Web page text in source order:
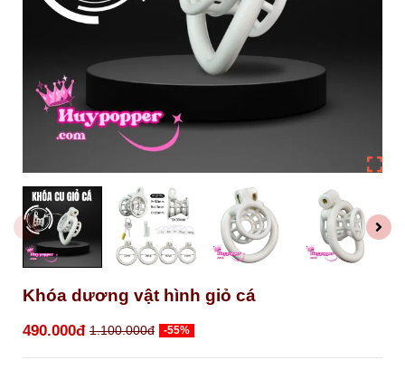
Khóa dương vật hình giỏ cá
490.000đ 1.100.000đ -55%